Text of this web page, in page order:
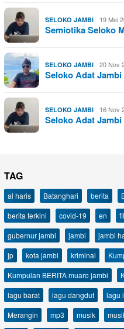
SELOKO JAMBI 19 Mei
Semiotika Seloko
SELOKO JAMBI 20 Nov
Seloko Adat
SELOKO JAMBI 16 Nov
Seloko Adat
TAG
al haris Batanghari berita
berita terkini
covid-19 en
gubernur jambi
jambi jambi
jp
kota jambi kriminal
Kumpulan BERITA muaro jambi
lagu barat
lagu dangdut lagu
Merangin
mp3 musik